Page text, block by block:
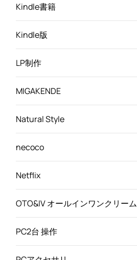
Kindle書籍
Kindle版
LP制作
MIGAKENDE
Natural Style
necoco
Netflix
OTO&IV オールインワンクリーム
PC2台 操作